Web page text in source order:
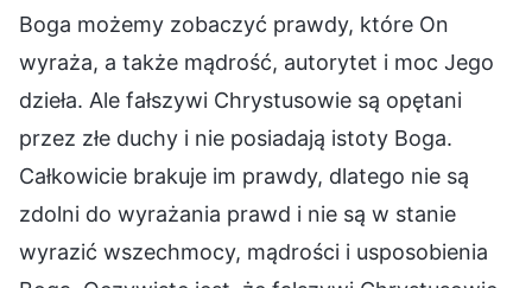
Boga możemy zobaczyć prawdy, które On
wyraża, a także mądrość, autorytet i moc Jego
dzieła. Ale fałszywi Chrystusowie są opętani
przez złe duchy i nie posiadają istoty Boga.
Całkowicie brakuje im prawdy, dlatego nie są
zdolni do wyrażania prawd i nie są w stanie
wyrazić wszechmocy, mądrości i usposobienia